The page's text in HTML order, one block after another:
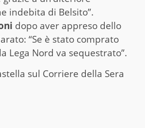
indebita di Belsito”.
dopo aver appreso dello
“Se è stato comprato
Lega Nord va sequestrato”.
sul Corriere della Sera